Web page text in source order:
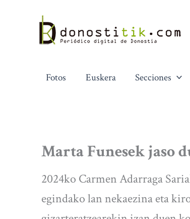
contenido
Fotos Euskera Secciones
Marta Funesek jaso
2024ko Carmen Adarraga
egindako lan nekaezina eta